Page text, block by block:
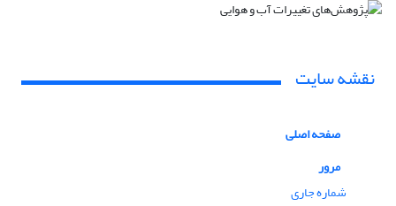
نقشه سایت
صفحه اصلی
مرور
شماره جاری